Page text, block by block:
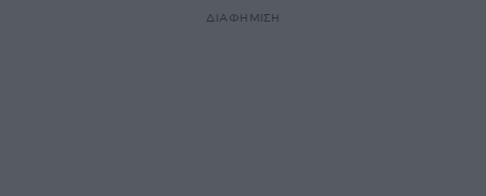
ΔΙΑΦΗΜΙΣΗ